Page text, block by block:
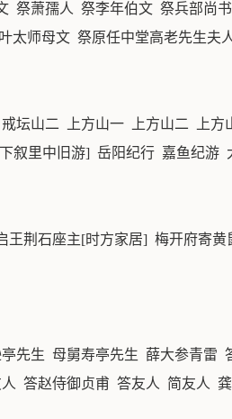
祭萧孺人 祭李年伯文 祭兵部尚
太师母文 祭原任中堂高老先生夫
坛山二 上方山一 上方山二 上
叙里中旧游] 岳阳纪行 嘉鱼纪游
荆石座主[时方家居] 梅开府寄
先生 母舅寿亭先生 薛大参青雷
答赵侍御贞甫 答友人 简友人